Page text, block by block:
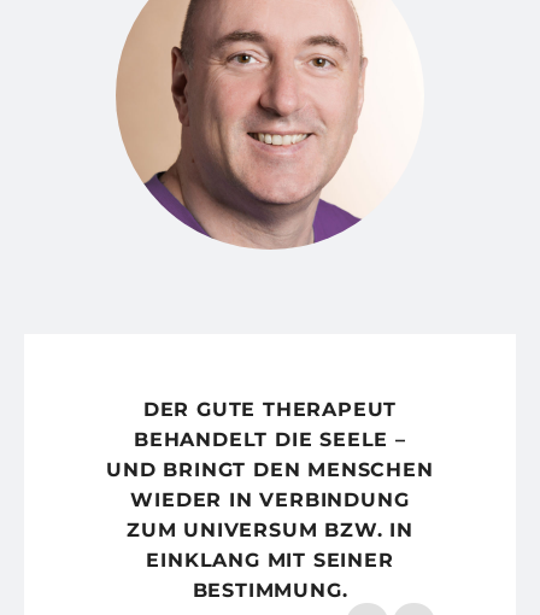
DER GUTE THERAPEUT
BEHANDELT DIE SEELE –
UND BRINGT DEN MENSCHEN
WIEDER IN VERBINDUNG
ZUM UNIVERSUM BZW. IN
EINKLANG MIT SEINER
BESTIMMUNG.